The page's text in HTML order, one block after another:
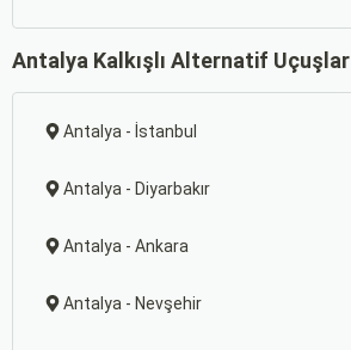
Antalya Kalkışlı Alternatif Uçuşlar
Antalya - İstanbul
Antalya - Diyarbakır
Antalya - Ankara
Antalya - Nevşehir